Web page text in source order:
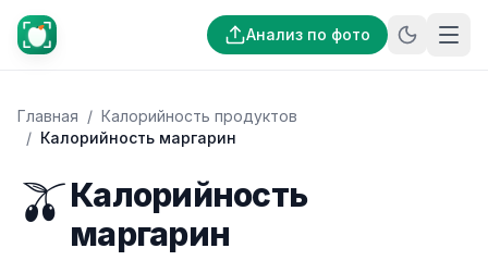
Анализ по фото
Главная / Калорийность продуктов
/ Калорийность маргарин
🫒Калорийность
маргарин